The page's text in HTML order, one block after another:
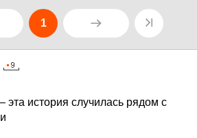
1
эта история случилась рядом с